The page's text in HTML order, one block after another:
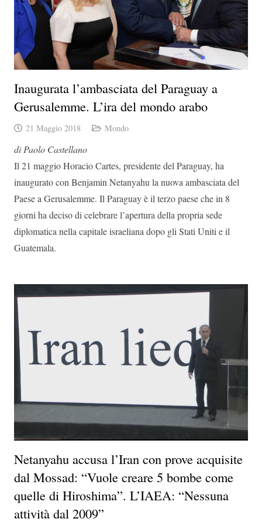
Inaugurata l’ambasciata del Paraguay a
Gerusalemme. L’ira del mondo arabo
21 Maggio 2018 Mondo
di Paolo Castellano
Il 21 maggio Horacio Cartes, presidente del Paraguay, ha
inaugurato con Benjamin Netanyahu la nuova ambasciata del
Paese a Gerusalemme. Il Paraguay è il terzo paese che in 8
giorni ha deciso di celebrare l’apertura della propria sede
diplomatica nella capitale israeliana dopo gli Stati Uniti e il
Guatemala.
Netanyahu accusa l’Iran con prove acquisite
dal Mossad: “Vuole creare 5 bombe come
quelle di Hiroshima”. L’IAEA: “Nessuna
attività dal 2009”